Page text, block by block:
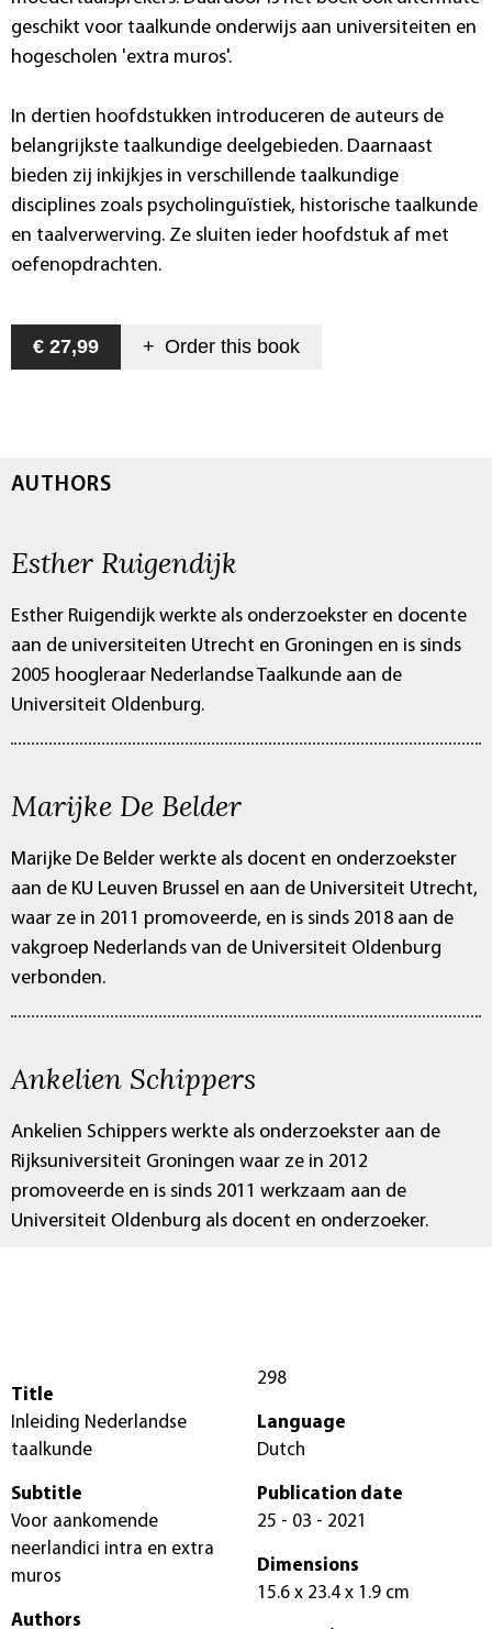
geschikt voor taalkunde onderwijs aan universiteiten en
hogescholen 'extra muros'.
In dertien hoofdstukken introduceren de auteurs de
belangrijkste taalkundige deelgebieden. Daarnaast
bieden zij inkijkjes in verschillende taalkundige
disciplines zoals psycholinguïstiek, historische taalkunde
en taalverwerving. Ze sluiten ieder hoofdstuk af met
oefenopdrachten.
€ 27,99 + Order this book
AUTHORS
Esther Ruigendijk
Esther Ruigendijk werkte als onderzoekster en docente
aan de universiteiten Utrecht en Groningen en is sinds
2005 hoogleraar Nederlandse Taalkunde aan de
Universiteit Oldenburg.
Marijke De Belder
Marijke De Belder werkte als docent en onderzoekster
aan de KU Leuven Brussel en aan de Universiteit Utrecht,
waar ze in 2011 promoveerde, en is sinds 2018 aan de
vakgroep Nederlands van de Universiteit Oldenburg
verbonden.
Ankelien Schippers
Ankelien Schippers werkte als onderzoekster aan de
Rijksuniversiteit Groningen waar ze in 2012
promoveerde en is sinds 2011 werkzaam aan de
Universiteit Oldenburg als docent en onderzoeker.
Title
Inleiding Nederlandse
taalkunde
Subtitle
Voor aankomende
neerlandici intra en extra
muros
Authors
298
Language
Dutch
Publication date
25 - 03 - 2021
Dimensions
15.6 x 23.4 x 1.9 cm